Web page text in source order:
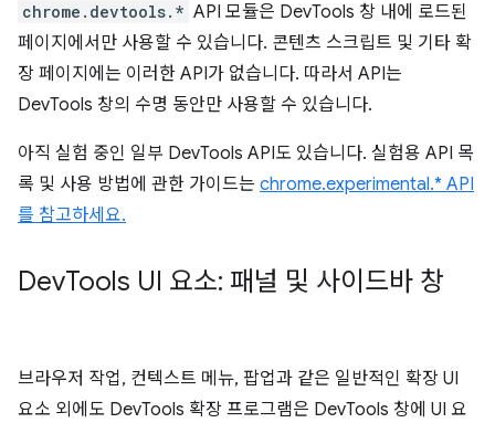
chrome.devtools.* API 모듈은 DevTools 창 내에 로드된
페이지에서만 사용할 수 있습니다. 콘텐츠 스크립트 및 기타 확
장 페이지에는 이러한 API가 없습니다. 따라서 API는
DevTools 창의 수명 동안만 사용할 수 있습니다.
아직 실험 중인 일부 DevTools API도 있습니다. 실험용 API 목
록 및 사용 방법에 관한 가이드는 chrome.experimental.* API
를 참고하세요.
DevTools UI 요소: 패널 및 사이드바 창
브라우저 작업, 컨텍스트 메뉴, 팝업과 같은 일반적인 확장 UI
요소 외에도 DevTools 확장 프로그램은 DevTools 창에 UI 요